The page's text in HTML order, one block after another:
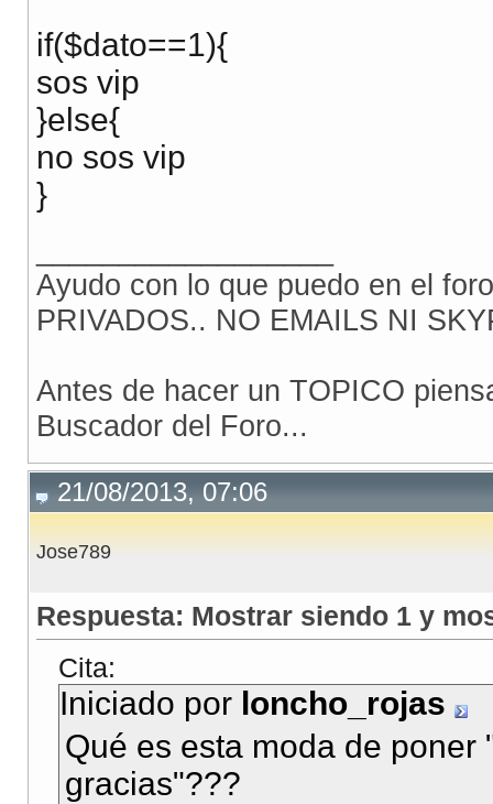
if($dato==1){
sos vip
}else{
no sos vip
}
Ayudo con lo que puedo en el
PRIVADOS.. NO EMAILS NI
Antes de hacer un TOPICO
Buscador del Foro...
21/08/2013, 07:06
Jose789
Respuesta: Mostrar siendo 1 y
Cita:
Iniciado por loncho_rojas
Qué es esta moda de
gracias"???